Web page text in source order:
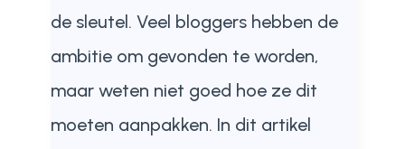
de sleutel. Veel bloggers hebben de
ambitie om gevonden te worden,
maar weten niet goed hoe ze dit
moeten aanpakken. In dit artikel